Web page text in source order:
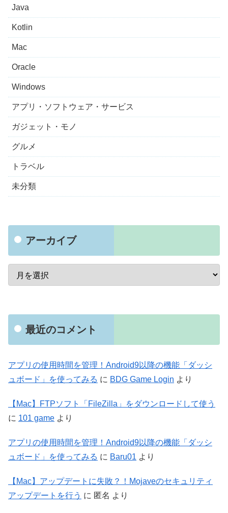
Java
Kotlin
Mac
Oracle
Windows
アプリ・ソフトウェア・サービス
ガジェット・モノ
グルメ
トラベル
未分類
アーカイブ
最近のコメント
アプリの使用時間を管理！Android9以降の機能「ダッシ
ュボード」を使ってみる に BDG Game Login より
【Mac】FTPソフト「FileZilla」をダウンロードして使う
に 101 game より
アプリの使用時間を管理！Android9以降の機能「ダッシ
ュボード」を使ってみる に Baru01 より
【Mac】アップデートに失敗？！Mojaveのセキュリティ
アップデートを行う に 匿名 より